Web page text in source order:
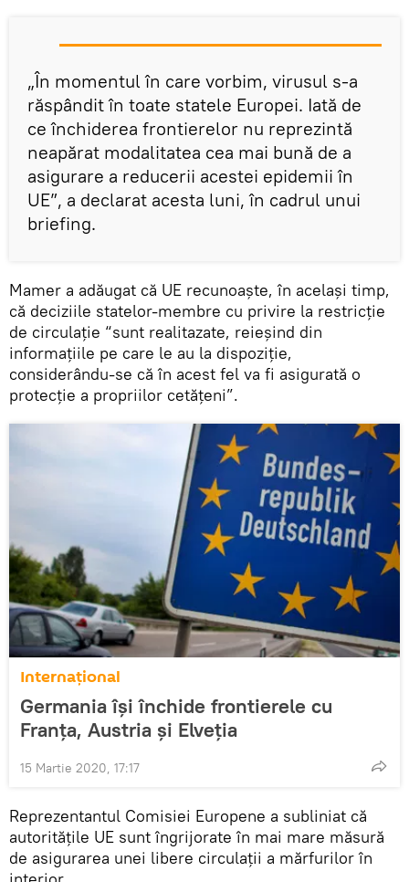
„În momentul în care vorbim, virusul s-a
răspândit în toate statele Europei. Iată de
ce închiderea frontierelor nu reprezintă
neapărat modalitatea cea mai bună de a
asigurare a reducerii acestei epidemii în
UE”, a declarat acesta luni, în cadrul unui
briefing.
Mamer a adăugat că UE recunoaște, în același timp,
că deciziile statelor-membre cu privire la restricție
de circulație “sunt realitazate, reieșind din
informațiile pe care le au la dispoziție,
considerându-se că în acest fel va fi asigurată o
protecție a propriilor cetățeni”.
Internaţional
Germania își închide frontierele cu
Franța, Austria și Elveția
15 Martie 2020, 17:17
Reprezentantul Comisiei Europene a subliniat că
autoritățile UE sunt îngrijorate în mai mare măsură
de asigurarea unei libere circulații a mărfurilor în